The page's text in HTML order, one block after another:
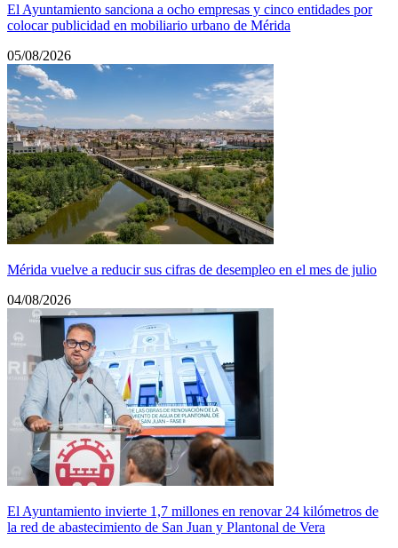
El Ayuntamiento sanciona a ocho empresas y cinco entidades por
colocar publicidad en mobiliario urbano de Mérida
05/08/2026
Mérida vuelve a reducir sus cifras de desempleo en el mes de julio
04/08/2026
El Ayuntamiento invierte 1,7 millones en renovar 24 kilómetros de
la red de abastecimiento de San Juan y Plantonal de Vera